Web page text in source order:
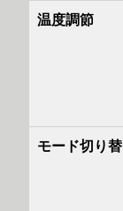
温度調節
モード切り替